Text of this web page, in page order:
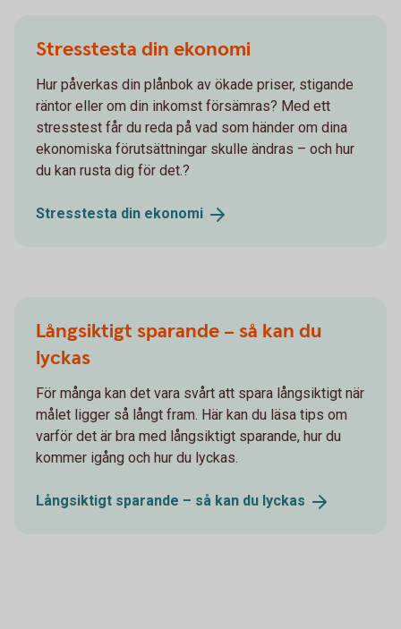
Stresstesta din ekonomi
Hur påverkas din plånbok av ökade priser, stigande
räntor eller om din inkomst försämras? Med ett
stresstest får du reda på vad som händer om dina
ekonomiska förutsättningar skulle ändras – och hur
du kan rusta dig för det.?
Stresstesta din ekonomi
Långsiktigt sparande – så kan du
lyckas
För många kan det vara svårt att spara långsiktigt när
målet ligger så långt fram. Här kan du läsa tips om
varför det är bra med långsiktigt sparande, hur du
kommer igång och hur du lyckas.
Långsiktigt sparande – så kan du lyckas